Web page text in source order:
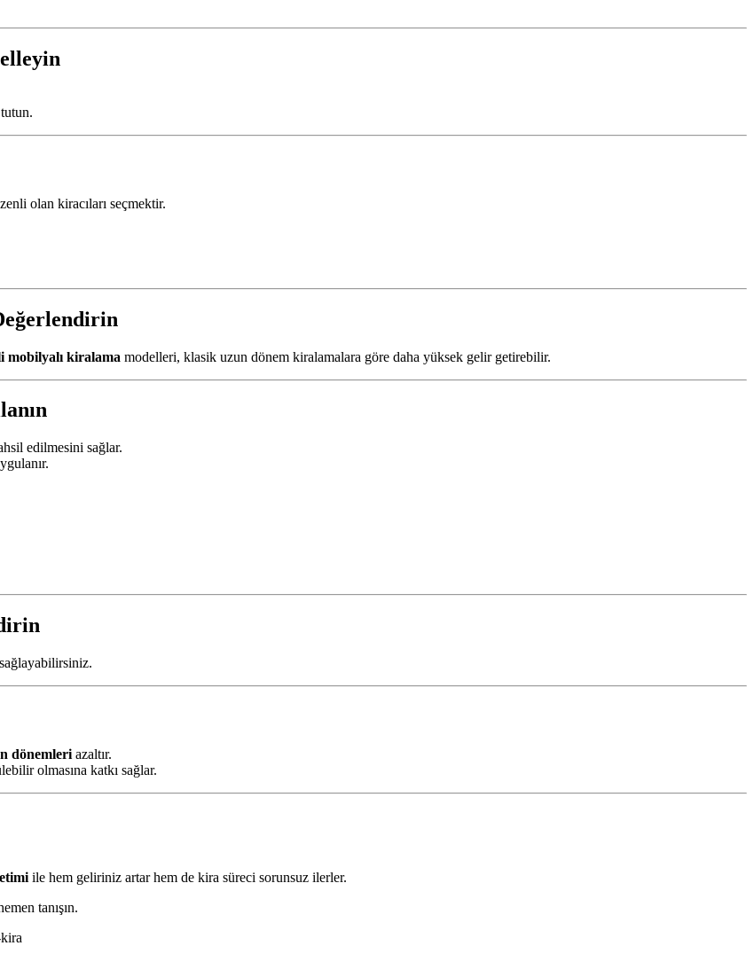
olan kiracıları seçmektir.
mobilyalı kiralama modelleri, klasik uzun dönem kiralamalara göre daha yüksek gelir getirebilir.
edilmesini sağlar.
dönemleri azaltır.
olmasına katkı sağlar.
ile hem geliriniz artar hem de kira süreci sorunsuz ilerler.
tanışın.